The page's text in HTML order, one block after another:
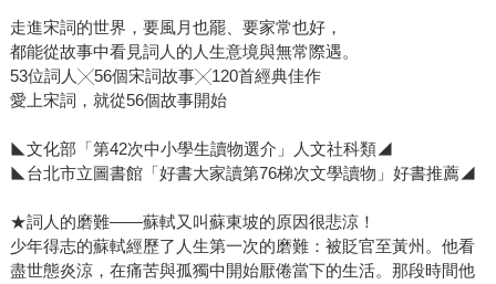
走進宋詞的世界，要風月也罷、要家常也好，
都能從故事中看見詞人的人生意境與無常際遇。
53位詞人╳56個宋詞故事╳120首經典佳作
愛上宋詞，就從56個故事開始
◣文化部「第42次中小學生讀物選介」人文社科類◢
◣台北市立圖書館「好書大家讀第76梯次文學讀物」好書推薦◢
★詞人的磨難——蘇軾又叫蘇東坡的原因很悲涼！
少年得志的蘇軾經歷了人生第一次的磨難：被貶官至黃州。他看
盡世態炎涼，在痛苦與孤獨中開始厭倦當下的生活。那段時間他